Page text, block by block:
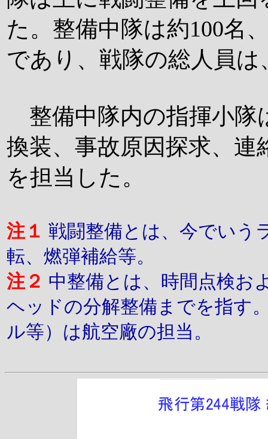
た。整備中隊は約100名
であり、戦隊の総人員は
整備中隊内の指揮小隊
換装、事故原因探求、連
を担当した。
注１ 戦闘整備とは、今でいう
転、燃弾補給等。
注２ 中整備とは、時間点検お
ヘッドの分解整備までを指す
ル等）は航空廠の担当。